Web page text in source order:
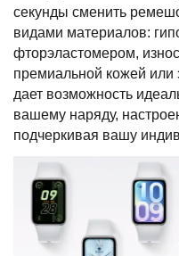
секунды сменить
видами материалов:
фторэластомером,
премиальной кожей
дает возможность
вашему наряду,
подчеркивая вашу